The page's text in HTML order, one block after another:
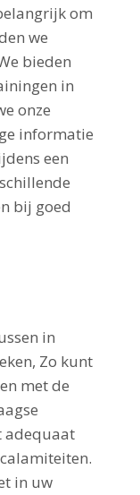
om
we
bieden
in
onze
informatie
een
bij goed
in
Zo kunt
met de
adequaat
in uw